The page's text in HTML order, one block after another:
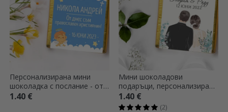
Персонализирана мини
шоколадка с послание - от
днес съм християнин
1.40 €
Мини шоколадови
подаръци, персонализирани
с текст - Нашата сватба
1.40 €
(2)